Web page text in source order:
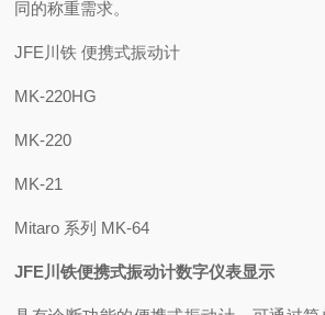
同的称重需求‌。
JFE川铁 便携式振动计
MK-220HG
MK-220
MK-21
Mitaro 系列 MK-64
JFE川铁便携式振动计数字仪表显示